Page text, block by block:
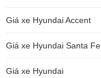
Giá xe Hyundai Accent
Giá xe Hyundai Santa Fe
Giá xe Hyundai